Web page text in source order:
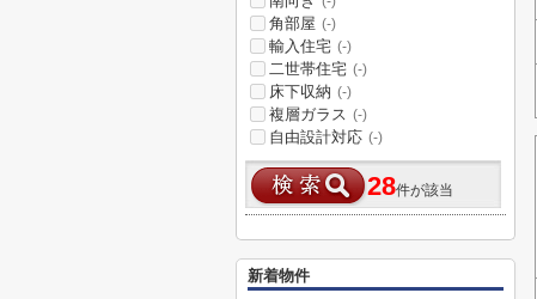
角部屋 (-)
輸入住宅 (-)
二世帯住宅 (-)
床下収納 (-)
複層ガラス (-)
自由設計対応 (-)
28件が該当
新着物件